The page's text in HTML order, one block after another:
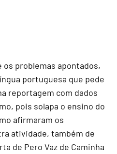
problemas apontados,
portuguesa que pede
reportagem com dados
pois solapa o ensino do
afirmaram os
atividade, também de
de Pero Vaz de Caminha